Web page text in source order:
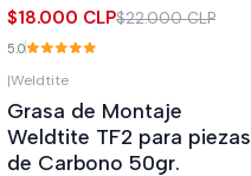
$18.000 CLP$22.000 CLP
5.0
|Weldtite
Grasa de Montaje
Weldtite TF2 para piezas
de Carbono 50gr.